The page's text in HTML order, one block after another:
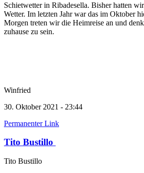
Schietwetter in Ribadesella. Bisher hatten
Wetter. Im letzten Jahr war das im Oktober
Morgen treten wir die Heimreise an und
zuhause zu sein.
Winfried
30. Oktober 2021 - 23:44
Permanenter Link
Tito Bustillo
Tito Bustillo